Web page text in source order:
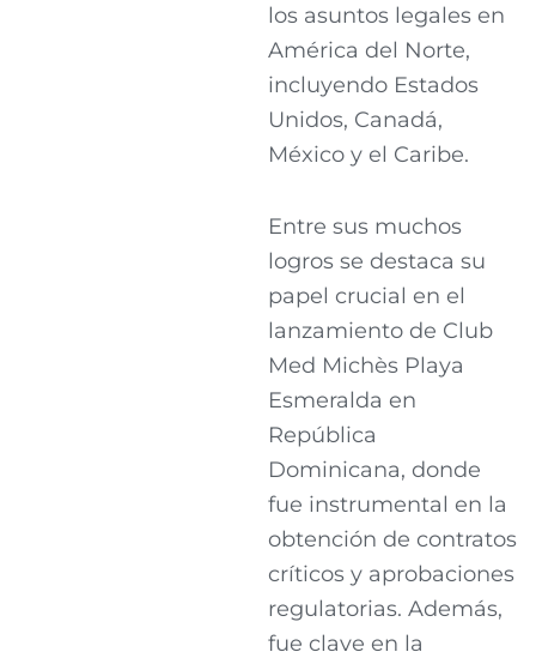
los asuntos legales en
América del Norte,
incluyendo Estados
Unidos, Canadá,
México y el Caribe.
Entre sus muchos
logros se destaca su
papel crucial en el
lanzamiento de Club
Med Michès Playa
Esmeralda en
República
Dominicana, donde
fue instrumental en la
obtención de contratos
críticos y aprobaciones
regulatorias. Además,
fue clave en la